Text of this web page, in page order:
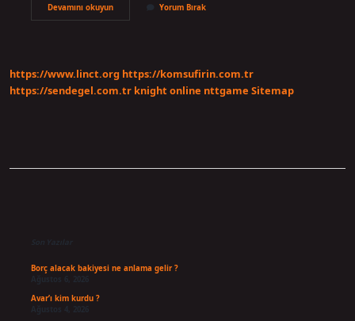
Devamını okuyunParanın
Diğer
Yorum Bırak
https://www.linct.org https://komsufirin.com.tr
https://sendegel.com.tr knight online nttgame Sitemap
Son Yazılar
Borç alacak bakiyesi ne anlama gelir ?
Ağustos 6, 2026
Avar’ı kim kurdu ?
Ağustos 4, 2026